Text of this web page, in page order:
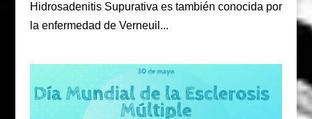
Hidrosadenitis Supurativa es también conocida por
la enfermedad de Verneuil...